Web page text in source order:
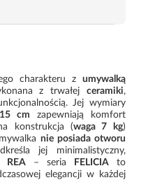
charakteru z umywalką
z trwałej ceramiki,
Jej wymiary
15 cm zapewniają komfort
konstrukcja (waga 7 kg)
nie posiada otworu
jej minimalistyczny,
REA– seria FELICIAto
elegancji w każdej